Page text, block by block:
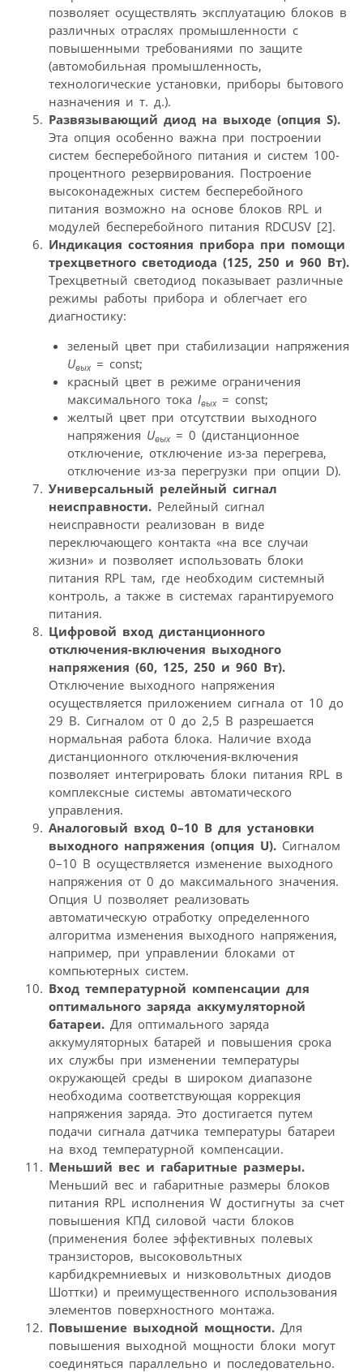
позволяет осуществлять эксплуатацию блоков в
различных отраслях промышленности с
повышенными требованиями по защите
(автомобильная промышленность,
технологические установки, приборы бытового
назначения и т. д.).
Развязывающий диод на выходе (опция S).
Эта опция особенно важна при построении
систем бесперебойного питания и систем 100-
процентного резервирования. Построение
высоконадежных систем бесперебойного
питания возможно на основе блоков RPL и
модулей бесперебойного питания RDCUSV [2].
Индикация состояния прибора при помощи
трехцветного светодиода (125, 250 и 960 Вт).
Трехцветный светодиод показывает различные
режимы работы прибора и облегчает его
диагностику:
зеленый цвет при стабилизации напряжения
Uвых= const;
красный цвет в режиме ограничения
максимального тока Iвых= const;
желтый цвет при отсутствии выходного
напряжения Uвых= 0 (дистанционное
отключение, отключение из-за перегрева,
отключение из-за перегрузки при опции D).
Универсальный релейный сигнал
неисправности. Релейный сигнал
неисправности реализован в виде
переключающего контакта «на все случаи
жизни» и позволяет использовать блоки
питания RPL там, где необходим системный
контроль, а также в системах гарантируемого
питания.
Цифровой вход дистанционного
отключения-включения выходного
напряжения (60, 125, 250 и 960 Вт).
Отключение выходного напряжения
осуществляется приложением сигнала от 10 до
29 В. Сигналом от 0 до 2,5 В разрешается
нормальная работа блока. Наличие входа
дистанционного отключения-включения
позволяет интегрировать блоки питания RPL в
комплексные системы автоматического
управления.
Аналоговый вход 0–10 В для установки
выходного напряжения (опция U). Сигналом
0–10 В осуществляется изменение выходного
напряжения от 0 до максимального значения.
Опция U позволяет реализовать
автоматическую отработку определенного
алгоритма изменения выходного напряжения,
например, при управлении блоками от
компьютерных систем.
Вход температурной компенсации для
оптимального заряда аккумуляторной
батареи. Для оптимального заряда
аккумуляторных батарей и повышения срока
их службы при изменении температуры
окружающей среды в широком диапазоне
необходима соответствующая коррекция
напряжения заряда. Это достигается путем
подачи сигнала датчика температуры батареи
на вход температурной компенсации.
Меньший вес и габаритные размеры.
Меньший вес и габаритные размеры блоков
питания RPL исполнения W достигнуты за счет
повышения КПД силовой части блоков
(применения более эффективных полевых
транзисторов, высоковольтных
карбидкремниевых и низковольтных диодов
Шоттки) и преимущественного использования
элементов поверхностного монтажа.
Повышение выходной мощности. Для
повышения выходной мощности блоки могут
соединяться параллельно и последовательно.